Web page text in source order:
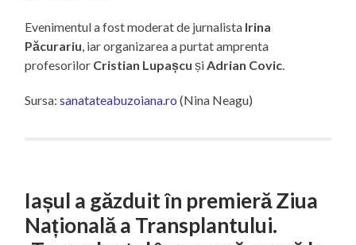
Evenimentul a fost moderat de jurnalista Irina
Păcurariu, iar organizarea a purtat amprenta
profesorilor Cristian LupașcușiAdrian Covic.
Sursa:sanatateabuzoiana.ro (Nina Neagu)
Iașul a găzduit în premieră Ziua
Națională a Transplantului.